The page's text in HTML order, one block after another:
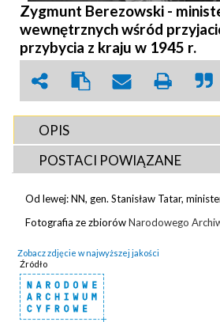
Zygmunt Berezowski -
wewnętrznych wśród
przybycia z kraju w 1945 r.
OPIS
POSTACI POWIĄZANE
Od lewej: NN, gen. Stanisław Tatar,
Fotografia ze zbiorówNarodowego
Zobacz zdjęcie w najwyższej jakości
Źródło